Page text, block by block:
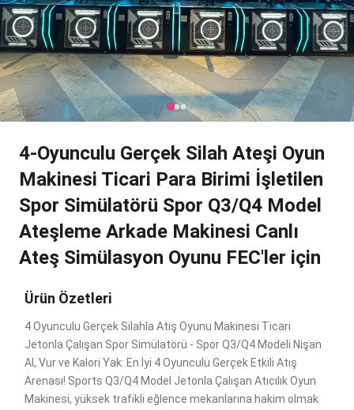
4-Oyunculu Gerçek Silah Ateşi Oyun
Makinesi Ticari Para Birimi İşletilen
Spor Simülatörü Spor Q3/Q4 Model
Ateşleme Arkade Makinesi Canlı
Ateş Simülasyon Oyunu FEC'ler için
Ürün Özetleri
4 Oyunculu Gerçek Silahla Atış Oyunu Makinesi Ticari
Jetonla Çalışan Spor Simülatörü - Spor Q3/Q4 Modeli Nişan
Al, Vur ve Kalori Yak: En İyi 4 Oyunculu Gerçek Etkili Atış
Arenası! Sports Q3/Q4 Model Jetonla Çalışan Atıcılık Oyun
Makinesi, yüksek trafikli eğlence mekanlarına hakim olmak